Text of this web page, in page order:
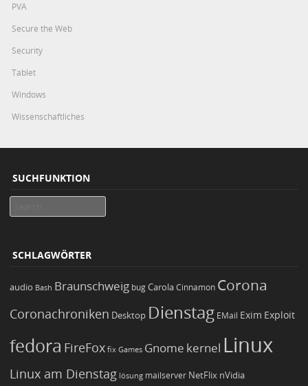
PVA
Secure the Web
Security
Tablet
Windows
Wissenschaftliches
SUCHFUNKTION
SCHLAGWÖRTER
audio Bash Braunschweig bugCarola Cinnamon Corona
Coronachroniken Desktop Dienstag EMail Exim Exploit
fedora FireFox fix Games Gnome kernel Linux
Linux am Dienstag lösung mailserver NetFlix nVidia